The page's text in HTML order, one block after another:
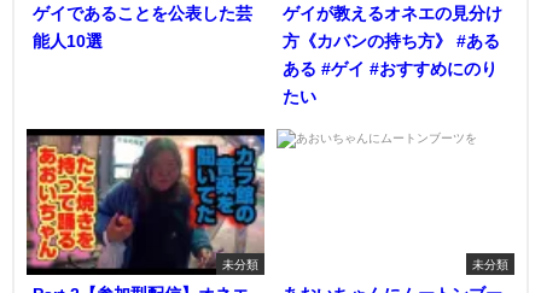
ゲイであることを公表した芸
能人10選
ゲイが教えるオネエの見分け
方《カバンの持ち方》 #ある
ある #ゲイ #おすすめにのり
たい
未分類 未分類